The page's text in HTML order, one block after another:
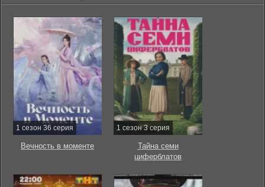
1 сезон 36 серия
Вечность в моменте
1 сезон 3 серия
Тайна семи
циферблатов